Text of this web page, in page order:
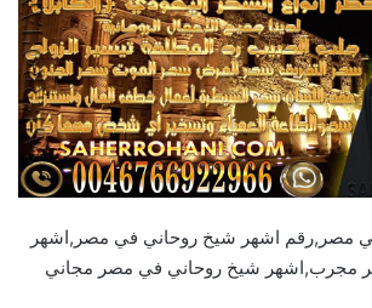
مصر,رقم اشهر شيخ روحاني في مصر,اشهر
مجرب,اشهر شيخ روحاني في مصر مجاني